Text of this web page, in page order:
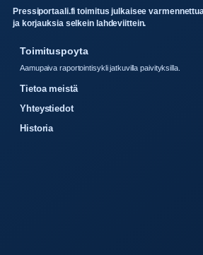
Pressiportaali.fi toimitus julkaisee
ja korjauksia selkein lahdeviittein.
Toimituspoyta
Aamupaiva raportointisykli jatkuvilla paivityksilla.
Tietoa meistä
Yhteystiedot
Historia